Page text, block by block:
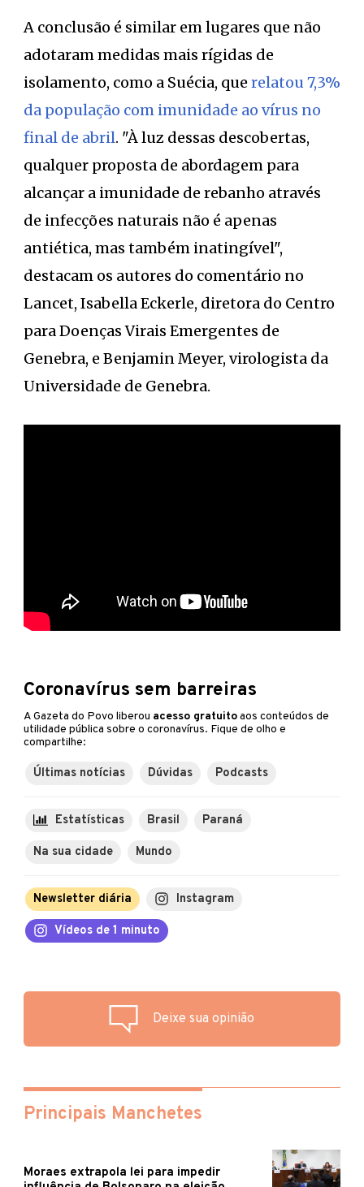
A conclusão é similar em lugares que não
adotaram medidas mais rígidas de
isolamento, como a Suécia, que relatou 7,3%
da população com imunidade ao vírus no
final de abril. "À luz dessas descobertas,
qualquer proposta de abordagem para
alcançar a imunidade de rebanho através
de infecções naturais não é apenas
antiética, mas também inatingível",
destacam os autores do comentário no
Lancet, Isabella Eckerle, diretora do Centro
para Doenças Virais Emergentes de
Genebra, e Benjamin Meyer, virologista da
Universidade de Genebra.
Coronavírus sem barreiras
A Gazeta do Povo liberou acesso gratuitoaos conteúdos de
utilidade pública sobre o coronavírus. Fique de olho e
compartilhe:
Últimas notícias Dúvidas Podcasts
Estatísticas Brasil Paraná
Na sua cidade Mundo
Newsletter diária Instagram
Vídeos de 1 minuto
Deixe sua opinião
Principais Manchetes
Moraes extrapola lei para impedir